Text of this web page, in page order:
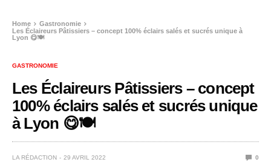
Home
Gastronomie
Les Éclaireurs Pâtissiers – concept 100% éclairs salés et sucrés unique à
Lyon 😋🍽️
GASTRONOMIE
Les Éclaireurs Pâtissiers – concept
100% éclairs salés et sucrés unique
à Lyon 😋🍽️
LA RÉDACTION 29 AVRIL 2022 0